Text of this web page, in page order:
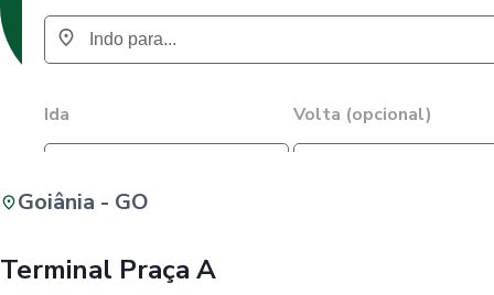
Ida Volta (opcional)
Goiânia - GO
Terminal Praça A